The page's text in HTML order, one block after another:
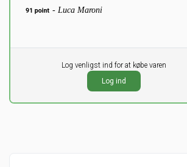
- Luca Maroni
Log venligst ind for at købe varen
Log ind